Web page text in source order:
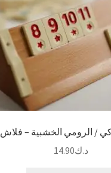
/ الرومي الخشبية – فلاش
د.ك14.90